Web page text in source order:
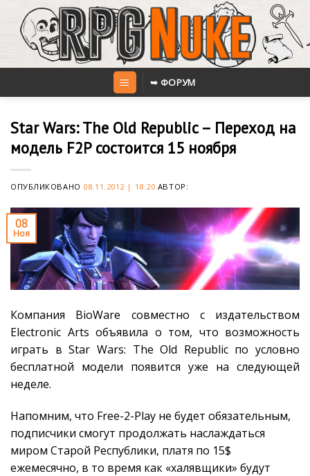
content
➥ ФОРУМ
Star Wars: The Old Republic – Переход на
модель F2P состоится 15 ноября
ОПУБЛИКОВАНО 08.11.2012 | 18:20 АВТОР:
08
Ноя
Компания BioWare совместно с издательством
Electronic Arts объявила о том, что возможность
играть в Star Wars: The Old Republic по условно
бесплатной модели появится уже на следующей
неделе.
Напомним, что Free-2-Play не будет обязательным,
подписчики смогут продолжать наслаждаться
миром Старой Республики, платя по 15$
ежемесячно, в то время как «халявщики» будут